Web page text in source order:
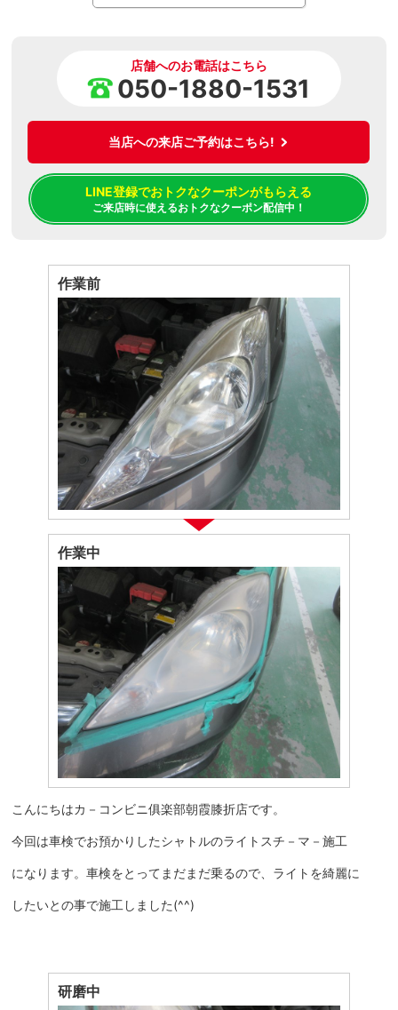
店舗へのお電話はこちら
050-1880-1531
当店への来店ご予約はこちら!
LINE登録でおトクなクーポンがもらえる
ご来店時に使えるおトクなクーポン配信中！
作業前
作業中
こんにちはカ－コンビニ俱楽部朝霞膝折店です。
今回は車検でお預かりしたシャトルのライトスチ－マ－施工
になります。車検をとってまだまだ乗るので、ライトを綺麗に
したいとの事で施工しました(^^)
研磨中